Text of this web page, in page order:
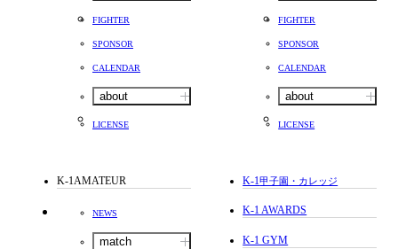
FIGHTER
SPONSOR
CALENDAR
about
LICENSE
FIGHTER
SPONSOR
CALENDAR
about
LICENSE
K-1AMATEUR
NEWS
match
K-1甲子園・カレッジ
K-1 AWARDS
K-1 GYM